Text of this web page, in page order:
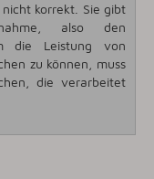
korrekt. Sie gibt
also den
die Leistung von
zu können, muss
die verarbeitet